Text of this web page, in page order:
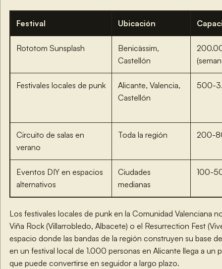
Festival Ubicación
Rototom Sunsplash
Benicàssim,
Castellón
Festivales locales de punk
Alicante, Valencia,
Castellón
500-
Circuito de salas en
verano
Toda la región 200-
Eventos DIY en espacios
alternativos
Ciudades
medianas
100-
Los festivales locales de punk en la Comunidad Valenciana
Viña Rock (Villarrobledo, Albacete) o el Resurrection Fest
espacio donde las bandas de la región construyen su base
en un festival local de 1.000 personas en Alicante llega a un
que puede convertirse en seguidor a largo plazo.